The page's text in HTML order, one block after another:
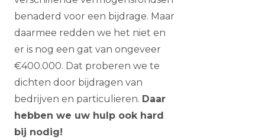
benaderd voor een bijdrage. Maar
daarmee redden we het niet en
er is nog een gat van ongeveer
€400.000. Dat proberen we te
dichten door bijdragen van
bedrijven en particulieren. Daar
hebben we uw hulp ook hard
bij nodig!